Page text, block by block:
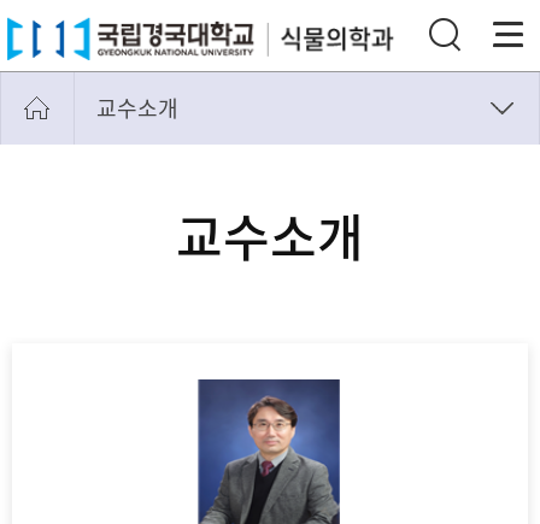
교수소개
학과 관련 동영상
교수소개